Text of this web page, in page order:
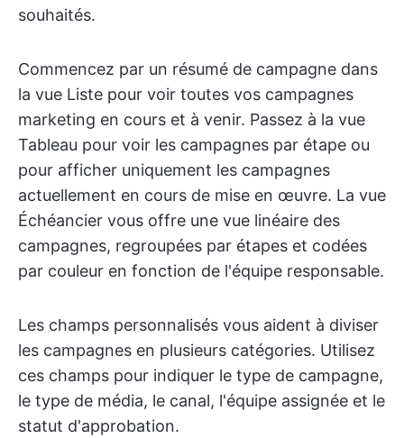
souhaités.
Commencez par un résumé de campagne dans
la vue Liste pour voir toutes vos campagnes
marketing en cours et à venir. Passez à la vue
Tableau pour voir les campagnes par étape ou
pour afficher uniquement les campagnes
actuellement en cours de mise en œuvre. La vue
Échéancier vous offre une vue linéaire des
campagnes, regroupées par étapes et codées
par couleur en fonction de l'équipe responsable.
Les champs personnalisés vous aident à diviser
les campagnes en plusieurs catégories. Utilisez
ces champs pour indiquer le type de campagne,
le type de média, le canal, l'équipe assignée et le
statut d'approbation.